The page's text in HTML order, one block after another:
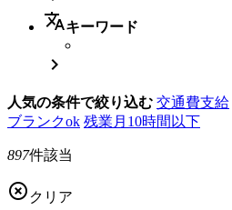
translateキーワード

人気の条件で絞り込む 交通費支給
ブランクok 残業月10時間以下
897件該当
 クリア